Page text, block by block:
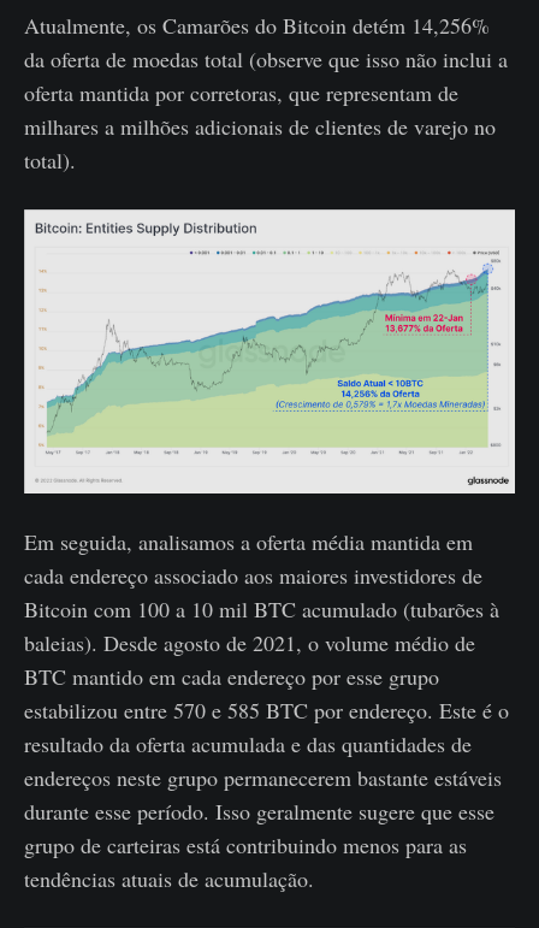
Atualmente, os Camarões do Bitcoin detém 14,256%
da oferta de moedas total (observe que isso não inclui a
oferta mantida por corretoras, que representam de
milhares a milhões adicionais de clientes de varejo no
total).
Em seguida, analisamos a oferta média mantida em
cada endereço associado aos maiores investidores de
Bitcoin com 100 a 10 mil BTC acumulado (tubarões à
baleias). Desde agosto de 2021, o volume médio de
BTC mantido em cada endereço por esse grupo
estabilizou entre 570 e 585 BTC por endereço. Este é o
resultado da oferta acumulada e das quantidades de
endereços neste grupo permanecerem bastante estáveis ​​
durante esse período. Isso geralmente sugere que esse
grupo de carteiras está contribuindo menos para as
tendências atuais de acumulação.